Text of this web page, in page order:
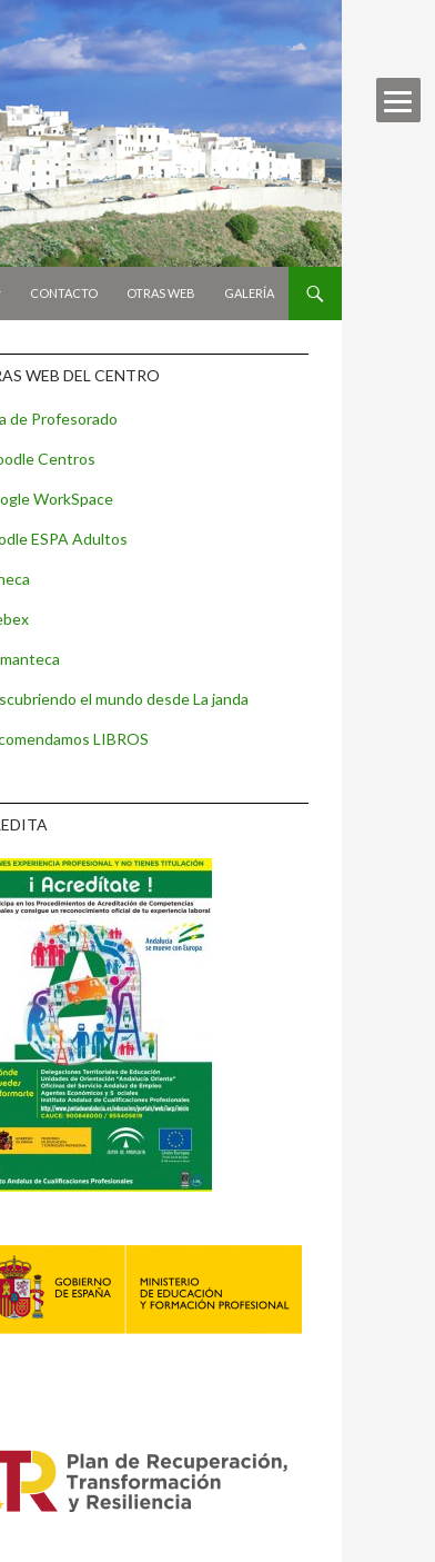
CONTACTO OTRAS WEB GALERÍA
WEB DEL CENTRO
de Profesorado
Centros
WorkSpace
ESPA Adultos
manteca
el mundo desde La janda
LIBROS